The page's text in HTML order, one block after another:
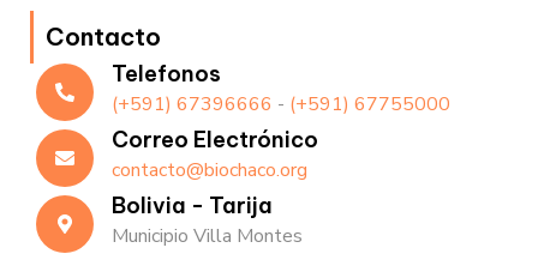
Contacto
Telefonos
(+591) 67396666 - (+591) 67755000
Correo Electrónico
contacto@biochaco.org
Bolivia - Tarija
Municipio Villa Montes